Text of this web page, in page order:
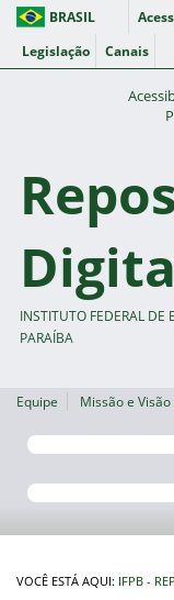
BRASIL
Legislação
Canais
INSTITUTO FEDERAL DE
PARAÍBA
Equipe Missão e Visão
VOCÊ ESTÁ AQUI: IFPB -